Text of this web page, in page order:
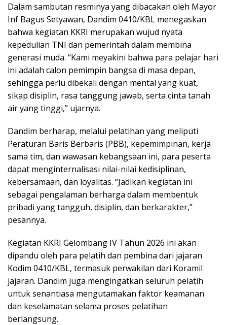
Dalam sambutan resminya yang dibacakan oleh Mayor
Inf Bagus Setyawan, Dandim 0410/KBL menegaskan
bahwa kegiatan KKRI merupakan wujud nyata
kepedulian TNI dan pemerintah dalam membina
generasi muda. “Kami meyakini bahwa para pelajar hari
ini adalah calon pemimpin bangsa di masa depan,
sehingga perlu dibekali dengan mental yang kuat,
sikap disiplin, rasa tanggung jawab, serta cinta tanah
air yang tinggi,” ujarnya.
Dandim berharap, melalui pelatihan yang meliputi
Peraturan Baris Berbaris (PBB), kepemimpinan, kerja
sama tim, dan wawasan kebangsaan ini, para peserta
dapat menginternalisasi nilai-nilai kedisiplinan,
kebersamaan, dan loyalitas. “Jadikan kegiatan ini
sebagai pengalaman berharga dalam membentuk
pribadi yang tangguh, disiplin, dan berkarakter,”
pesannya.
Kegiatan KKRI Gelombang IV Tahun 2026 ini akan
dipandu oleh para pelatih dan pembina dari jajaran
Kodim 0410/KBL, termasuk perwakilan dari Koramil
jajaran. Dandim juga mengingatkan seluruh pelatih
untuk senantiasa mengutamakan faktor keamanan
dan keselamatan selama proses pelatihan
berlangsung.